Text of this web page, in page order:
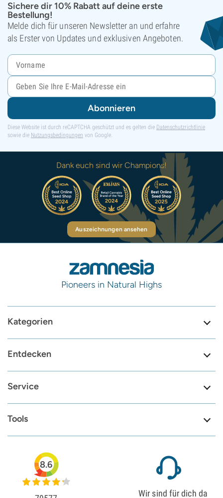
Sichere dir 10% Rabatt auf deine erste
Bestellung!
Melde dich für unseren Newsletter an und erfahre
als Erster von Updates und exklusiven Angeboten.
Abonnieren
Diese Website ist durch reCAPTCHA geschützt und es gelten die Datenschutzrichtlinie
sowie die Nutzungsbedingungen von Google.
Dank euch sind wir Champions!
Auszeichnungen ansehen
Pioneers in Natural Highs
Kategorien
Entdecken
Service
Tools
8.6
Wir sind für dich da